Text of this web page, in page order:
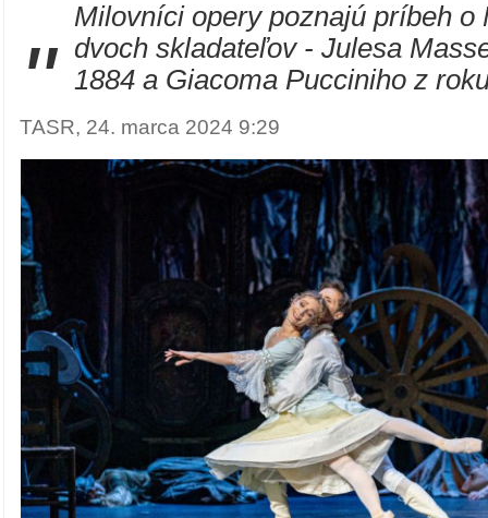
"
Milovníci opery poznajú príbeh o
dvoch skladateľov - Julesa
1884 a Giacoma Pucciniho z
TASR, 24. marca 2024 9:29